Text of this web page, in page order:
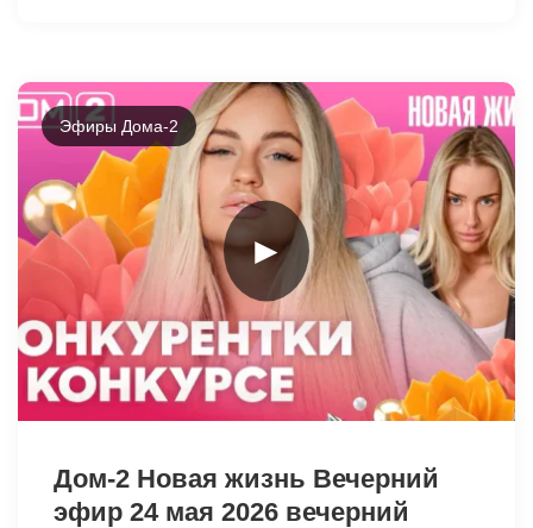
►
Эфиры Дома-2
Дом-2 Новая жизнь Вечерний
эфир 24 мая 2026 вечерний